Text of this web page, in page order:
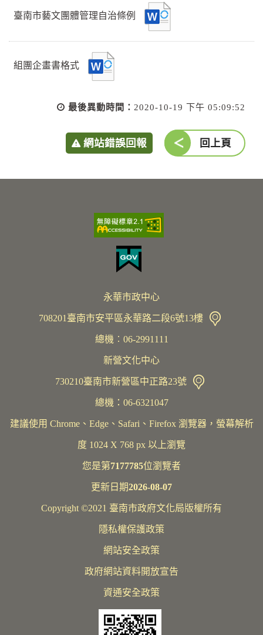
臺南市藝文團體管理自治條例
組團企畫書格式
最後異動時間： 2020-10-19 下午 05:09:52
網站錯誤回報 回上頁
永華市政中心
708201臺南市安平區永華路二段6號13樓
總機︰06-2991111
新營文化中心
730210臺南市新營區中正路23號
總機：06-6321047
建議使用 Chrome、Edge、Safari、Firefox 瀏覽器，螢幕解析
度 1024 X 768 px 以上瀏覽
您是第7177785位瀏覽者
更新日期2026-08-07
Copyright ©2021 臺南市政府文化局版權所有
隱私權保護政策
網站安全政策
政府網站資料開放宣告
資通安全政策